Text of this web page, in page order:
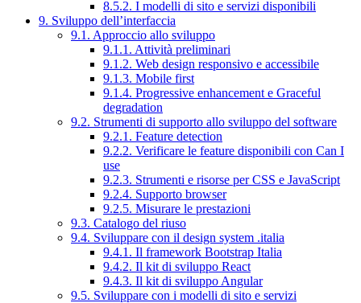
8.5.2. I modelli di sito e servizi disponibili
9. Sviluppo dell’interfaccia
9.1. Approccio allo sviluppo
9.1.1. Attività preliminari
9.1.2. Web design responsivo e accessibile
9.1.3. Mobile first
9.1.4. Progressive enhancement e Graceful
degradation
9.2. Strumenti di supporto allo sviluppo del software
9.2.1. Feature detection
9.2.2. Verificare le feature disponibili con Can I
use
9.2.3. Strumenti e risorse per CSS e JavaScript
9.2.4. Supporto browser
9.2.5. Misurare le prestazioni
9.3. Catalogo del riuso
9.4. Sviluppare con il design system .italia
9.4.1. Il framework Bootstrap Italia
9.4.2. Il kit di sviluppo React
9.4.3. Il kit di sviluppo Angular
9.5. Sviluppare con i modelli di sito e servizi